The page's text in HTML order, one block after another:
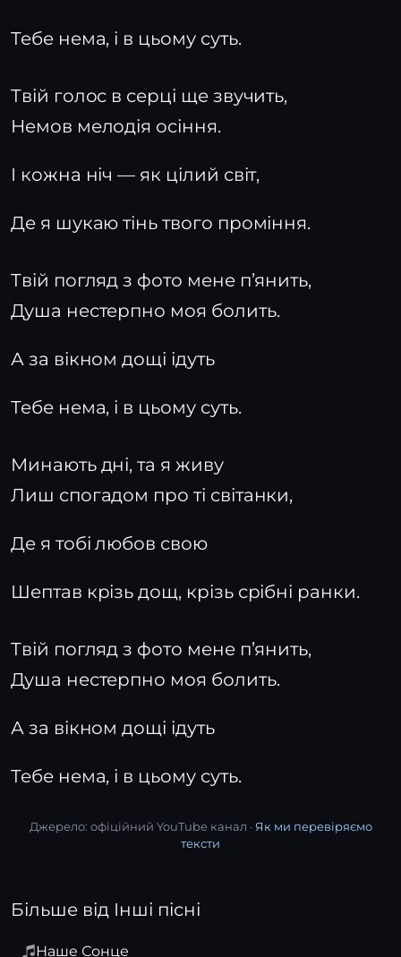
Тебе нема, і в цьому суть.
Твій голос в серці ще звучить,
Немов мелодія осіння.
І кожна ніч — як цілий світ,
Де я шукаю тінь твого проміння.
Твій погляд з фото мене п’янить,
Душа нестерпно моя болить.
А за вікном дощі ідуть
Тебе нема, і в цьому суть.
Минають дні, та я живу
Лиш спогадом про ті світанки,
Де я тобі любов свою
Шептав крізь дощ, крізь срібні ранки.
Твій погляд з фото мене п’янить,
Душа нестерпно моя болить.
А за вікном дощі ідуть
Тебе нема, і в цьому суть.
Джерело: офіційний YouTube канал · Як ми перевіряємо
тексти
Більше від Інші пісні
Наше Сонце